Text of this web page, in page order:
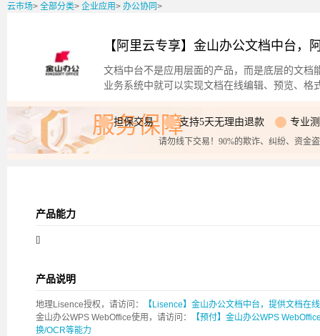
云市场> 全部分类> 企业应用> 办公协同 >
【阿里云专享】金山办公文档中台，
文档中台不是应用层面的产品，而是底层的文档
业务系统中就可以实现文档在线编辑、预览、格
服务保障
担保交易 支持5天无理由退款 专业
请勿线下交易！90%的欺诈、纠纷、资金
产品能力
[]
产品说明
地理Lisence授权，请访问：
【Lisence】金山办公文档中台，提供文档在
金山办公WPS WebOffice使用，请访问：
【预付】金山办公WPS
换/OCR等能力